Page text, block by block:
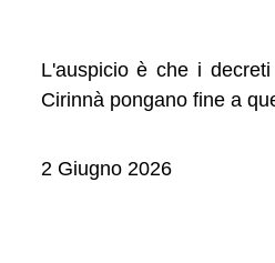
L'auspicio è che i
Cirinnà pongano fine a
2 Giugno 2026